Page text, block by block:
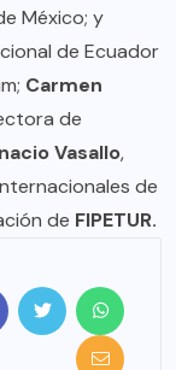
México; y
de Ecuador
Carmen
de
Vasallo,
de
de FIPETUR.